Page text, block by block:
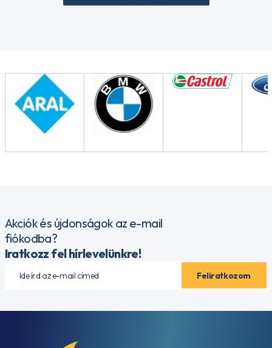
Akciók és újdonságok az e-mail
fiókodba?
Iratkozz fel hírlevelünkre!